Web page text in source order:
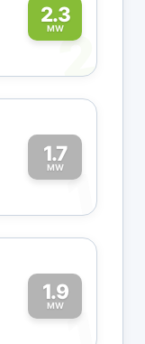
2.3
MW2
1.7
MW1
1.9
MW